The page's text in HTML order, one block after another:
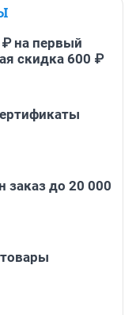
на первый
скидка 600 ₽
заказ до 20 000